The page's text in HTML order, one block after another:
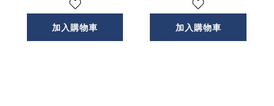
加入購物車 加入購物車